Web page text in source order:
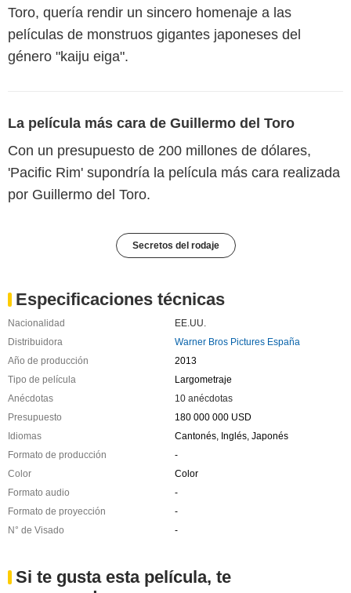
Toro, quería rendir un sincero homenaje a las
películas de monstruos gigantes japoneses del
género "kaiju eiga".
La película más cara de Guillermo del Toro
Con un presupuesto de 200 millones de dólares,
'Pacific Rim' supondría la película más cara realizada
por Guillermo del Toro.
Secretos del rodaje
Especificaciones técnicas
Nacionalidad
EE.UU.
Distribuidora
Warner Bros Pictures España
Año de producción
2013
Tipo de película
Largometraje
Anécdotas
10 anécdotas
Presupuesto
180 000 000 USD
Idiomas
Cantonés, Inglés, Japonés
Formato de producción
-
Color
Color
Formato audio
-
Formato de proyección
-
N° de Visado
-
Si te gusta esta película, te